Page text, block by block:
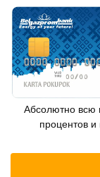
Абсолютно всю
процентов